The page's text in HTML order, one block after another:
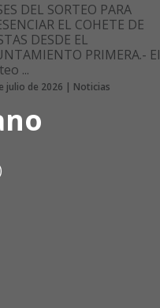
DEL SORTEO PARA
EL COHETE DE
DESDE EL
PRIMERA.- El
...
julio de 2026 | Noticias